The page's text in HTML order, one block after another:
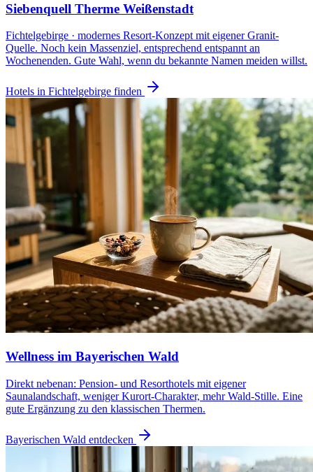
Siebenquell Therme Weißenstadt
Fichtelgebirge · modernes Resort-Konzept mit eigener Granit-
Quelle. Noch kein Massenziel, entsprechend entspannt an
Wochenenden. Gute Wahl, wenn du bekannte Namen meiden willst.
Hotels in Fichtelgebirge finden
Wellness im Bayerischen Wald
Direkt nebenan: Pension- und Resorthotels mit eigener
Saunalandschaft, weniger Kurort-Charakter, mehr Wald-Stille. Eine
gute Ergänzung zu den klassischen Thermen.
Bayerischen Wald entdecken